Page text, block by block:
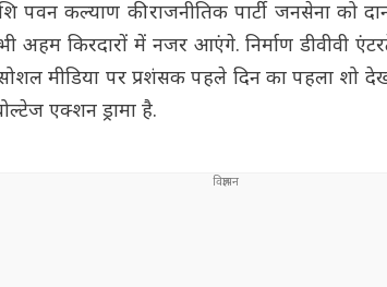
कल्याण की राजनीतिक पार्टी जनसेना को
भी अहम किरदारों में नजर आएंगे. निर्माण
मीडिया पर प्रशंसक पहले दिन का पहला
एक्शन ड्रामा है.